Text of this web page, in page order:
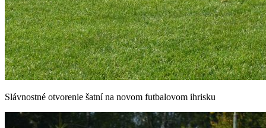
Slávnostné otvorenie šatní na novom futbalovom ihrisku